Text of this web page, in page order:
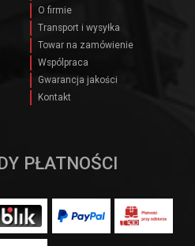
O firmie
Transport i wysyłka
Towar na zamówienie
Wspólpraca
Gwarancja jakości
Kontakt
PŁATNOŚCI